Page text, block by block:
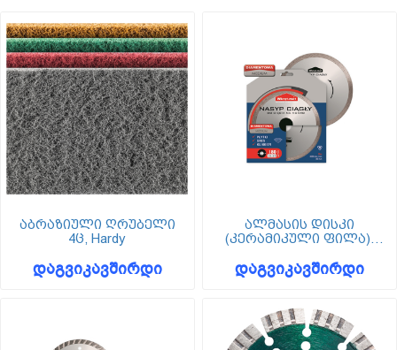
აბრაზიული ღრუბელი
4ც, Hardy
დაგვიკავშირდი
ალმასის დისკი
(კერამიკული ფილა),
დაგვიკავშირდი